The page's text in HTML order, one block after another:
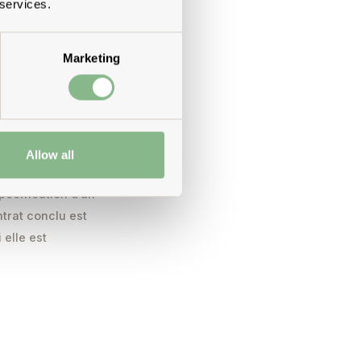
Marketing
Allow all
ne sont
à ce
d’un
conclu est
elle est